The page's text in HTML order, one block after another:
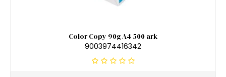
Color Copy 90g A4 500 ark
9003974416342